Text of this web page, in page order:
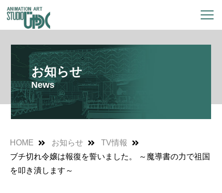
お知らせ
News
HOME お知らせ
TV情報
ブチ切れ令嬢は報復を誓いました。 ～魔導書の力で祖国
を叩き潰します～